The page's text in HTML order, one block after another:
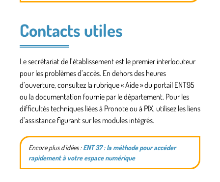
Contacts utiles
Le secrétariat de l’établissement est le premier interlocuteur
pour les problèmes d’accès. En dehors des heures
d’ouverture, consultez la rubrique « Aide » du portail ENT95
ou la documentation fournie par le département. Pour les
difficultés techniques liées à Pronote ou à PIX, utilisez les liens
d’assistance figurant sur les modules intégrés.
Encore plus d’idées :ENT 37 : la méthode pour accéder
rapidement à votre espace numérique